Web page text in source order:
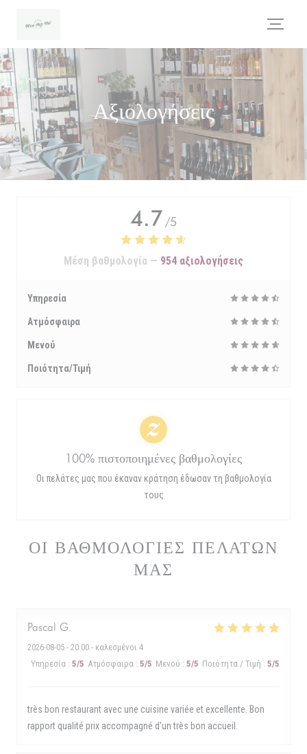
Αξιολογήσεις
ΟΙ ΒΑΘΜΟΛΟΓΊΕΣ ΠΕΛΑΤΏΝ
ΜΑΣ
Pascal G
2026-08-05 - 20:00 - καλεσμένοι 4
Υπηρεσία : 5/5 Ατμόσφαιρα : 5/5 Μενού : 5/5 Ποιότητα / Τιμή : 5/5
très bon restaurant avec une cuisine variée et excellente. Bon
rapport qualité prix accompagné d'un très bon accueil.
4.7 /5
Μέση βαθμολογία — 954 αξιολογήσεις
Υπηρεσία
Ατμόσφαιρα
Μενού
Ποιότητα/Τιμή
100% πιστοποιημένες βαθμολογίες
Οι πελάτες μας που έκαναν κράτηση έδωσαν τη βαθμολογία
τους